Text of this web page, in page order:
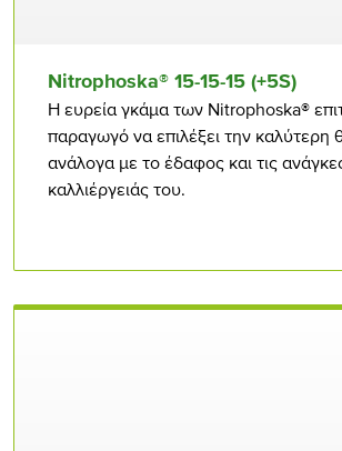
Nitrophoska® 15-15-15 (+5S)
Η ευρεία γκάμα των Nitrophoska®
παραγωγό να επιλέξει την καλύτερη
ανάλογα με το έδαφος και τις
καλλιέργειάς του.